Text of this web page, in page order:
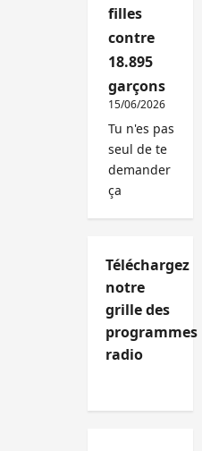
filles
contre
18.895
garçons
15/06/2026
Tu n'es pas
seul de te
demander
ça
Téléchargez
notre
grille des
programmes
radio